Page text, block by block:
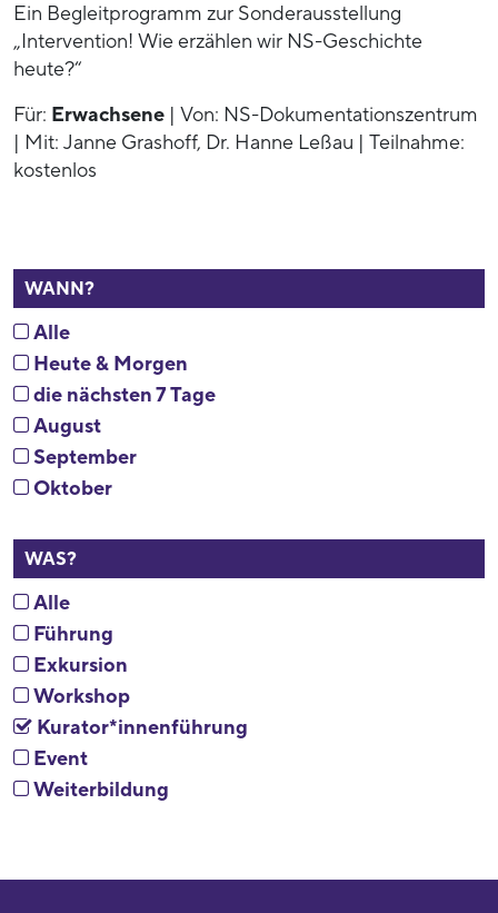
Ein Begleitprogramm zur Sonderausstellung
„Intervention! Wie erzählen wir NS-Geschichte
heute?“
Für: Erwachsene | Von: NS-Dokumentationszentrum
| Mit: Janne Grashoff, Dr. Hanne Leßau | Teilnahme:
kostenlos
WANN?
Alle
Heute & Morgen
die nächsten 7 Tage
August
September
Oktober
WAS?
Alle
Führung
Exkursion
Workshop
Kurator*innenführung
Event
Weiterbildung